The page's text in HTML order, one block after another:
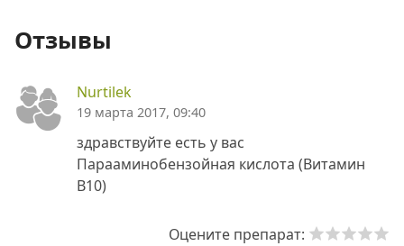
Отзывы
Nurtilek
19 марта 2017, 09:40
здравствуйте есть у вас
Парааминобензойная кислота (Витамин
В10)
Оцените препарат: